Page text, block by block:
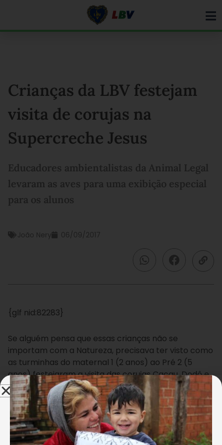
Crianças da LBV festejam
visita de corujas na
Supercreche Jesus
Educadores ambientalistas da Animal Legal
levaram as aves para uma exibição especial
para os alunos
João Nery 06/09/2017
{glf nid:82283}
Se alguém pensa que essas crianças não se
importam com a Natureza, precisava ter visto como
as turminhas do maternal 1 (2 anos) ao Pré 2 (5
anos) festejaram a visita das corujas Cacau, Dodô e
Fly. Opa, vamos explicar: os fotógrafos de animais e
educadores ambientalistas Zoraide Braz e Wagner
Ávila, da Animal Legal, agência especializada em
fotos, treinamentos e assessoria de animais para
publicidade e eventos, trouxeram as aves para uma